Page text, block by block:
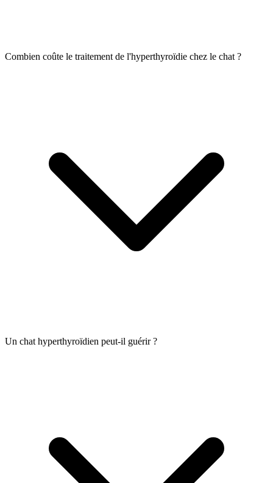
Combien coûte le traitement de l'hyperthyroïdie chez le chat ?
Un chat hyperthyroïdien peut-il guérir ?